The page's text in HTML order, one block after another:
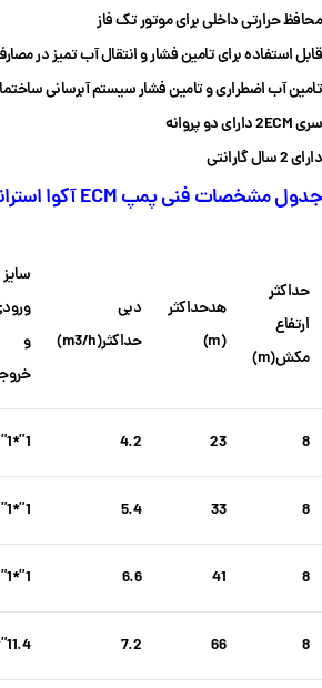
محافظ حرارتی داخلی برای موتور تک فاز
قابل استفاده برای تامین فشار و انتقال آب تمیز در
تامین آب اضطراری و تامین فشار سیستم آبرسانی
سری 2ECM دارای دو پروانه
دارای 2 سال گارانتی
جدول مشخصات فنی پمپ ECM آکوا استرانگ
حداکثر
ارتفاع
مکش(m)
هدحداکثر
(m)
دبی
حداکثر(m3/h)
سایز
و
8
23
4.2
1”*1”
8
33
5.4
1”*1”
8
41
6.6
1”*1”
8
66
7.2
11.4”*1”